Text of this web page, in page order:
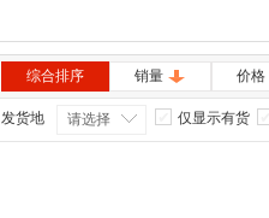
综合排序 销量 价格
发货地 请选择 仅显示有货